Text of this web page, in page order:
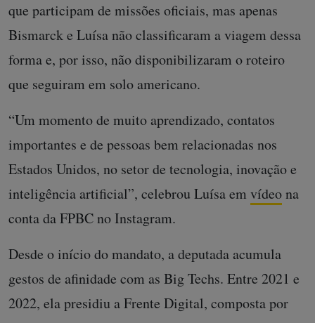
que participam de missões oficiais, mas apenas
Bismarck e Luísa não classificaram a viagem dessa
forma e, por isso, não disponibilizaram o roteiro
que seguiram em solo americano.
“Um momento de muito aprendizado, contatos
importantes e de pessoas bem relacionadas nos
Estados Unidos, no setor de tecnologia, inovação e
inteligência artificial”, celebrou Luísa em vídeona
conta da FPBC no Instagram.
Desde o início do mandato, a deputada acumula
gestos de afinidade com as Big Techs. Entre 2021 e
2022, ela presidiu a Frente Digital, composta por